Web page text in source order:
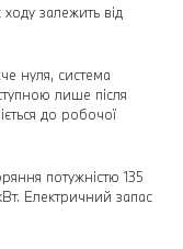
залежить від
нуля, система
лише після
до робочої
потужністю 135
Електричний запас